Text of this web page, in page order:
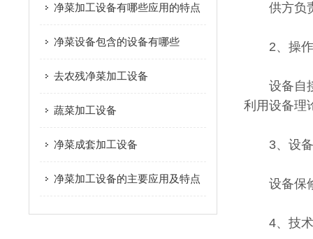
净菜加工设备有哪些应用的特点
净菜设备包含的设备有哪些
去农残净菜加工设备
蔬菜加工设备
净菜成套加工设备
净菜加工设备的主要应用及特点
供方负责
2、操作
设备自接
利用设备理
3、设备
设备保修
4、技术